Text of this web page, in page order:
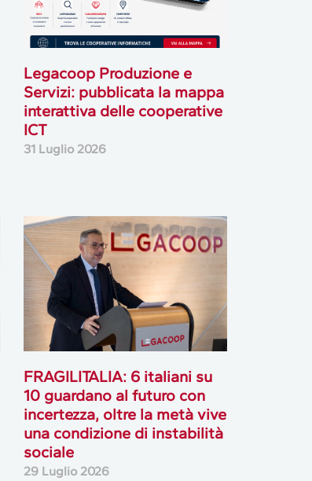
Legacoop Produzione e
Servizi: pubblicata la mappa
interattiva delle cooperative
ICT
31 Luglio 2026
FRAGILITALIA: 6 italiani su
10 guardano al futuro con
incertezza, oltre la metà vive
una condizione di instabilità
sociale
29 Luglio 2026